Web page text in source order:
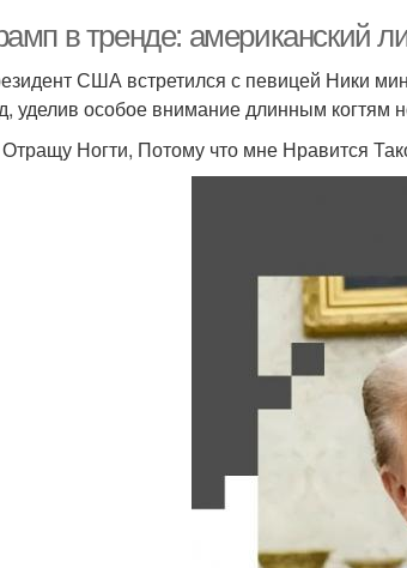
в тренде: американский
США встретился с певицей Ники
уделив особое внимание длинным когтям
Ногти, Потому что мне Нравится